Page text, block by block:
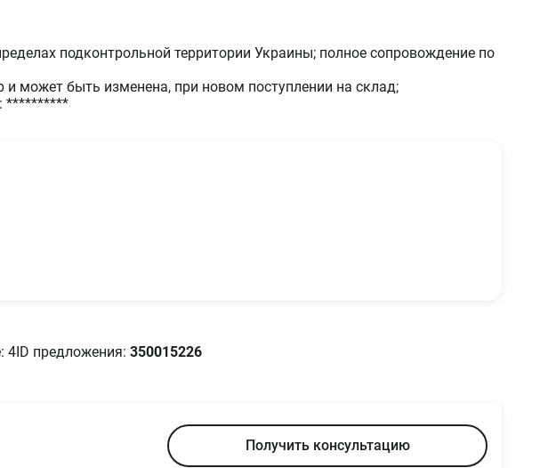
подконтрольной территории Украины; полное сопровождение по
может быть изменена, при новом поступлении на склад;
**********
4ID предложения: 350015226
Получить консультацию